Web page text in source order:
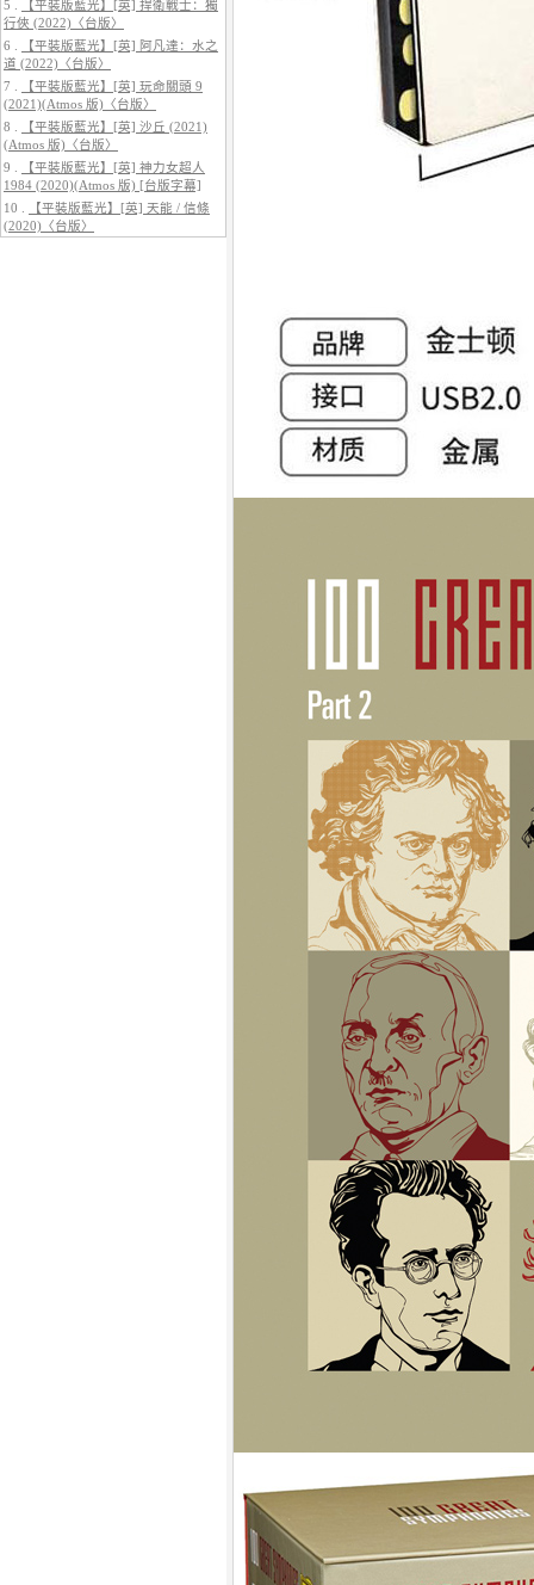
【平裝版藍光】[英] 阿凡達3：火
與燼 (2025)(Atmos 版)〈台版〉
5 .
【平裝版藍光】[英] 捍衛戰士：獨
行俠 (2022)〈台版〉
6 .
【平裝版藍光】[英] 阿凡達：水之
道 (2022)〈台版〉
7 .
【平裝版藍光】[英] 玩命關頭 9
(2021)(Atmos 版)〈台版〉
8 .
【平裝版藍光】[英] 沙丘 (2021)
(Atmos 版)〈台版〉
9 .
【平裝版藍光】[英] 神力女超人
1984 (2020)(Atmos 版) [台版字幕]
10 .
【平裝版藍光】[英] 天能 / 信條
(2020)〈台版〉